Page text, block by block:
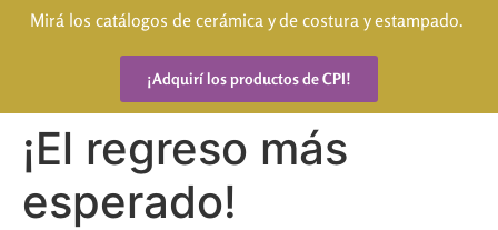
Mirá los catálogos de cerámica y de costura y estampado.
¡Adquirí los productos de CPI!
¡El regreso más
esperado!